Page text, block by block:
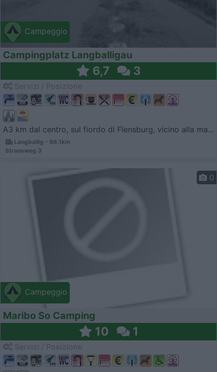
Campeggio
Campingplatz Langballigau
6,7 3
A3 km dal centro, sul fiordo di Flensburg, vicino alla ma...
Langballig - 66.1km
Stransweg 3
Campeggio
0
Maribo So Camping
10 1